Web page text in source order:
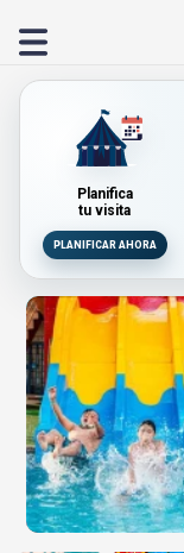
Planifica
tu visita
PLANIFICAR AHORA